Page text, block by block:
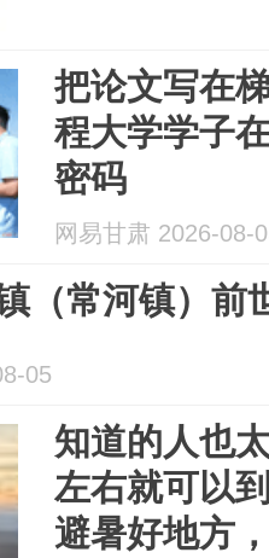
把论文写在
程大学学子
密码
网易甘肃 2026-08-
（常河镇）前
05
知道的人也
左右就可以
避暑好地方